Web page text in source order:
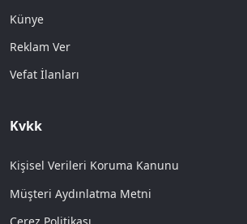
Künye
Reklam Ver
Vefat İlanları
Kvkk
Kişisel Verileri Koruma Kanunu
Müşteri Aydınlatma Metni